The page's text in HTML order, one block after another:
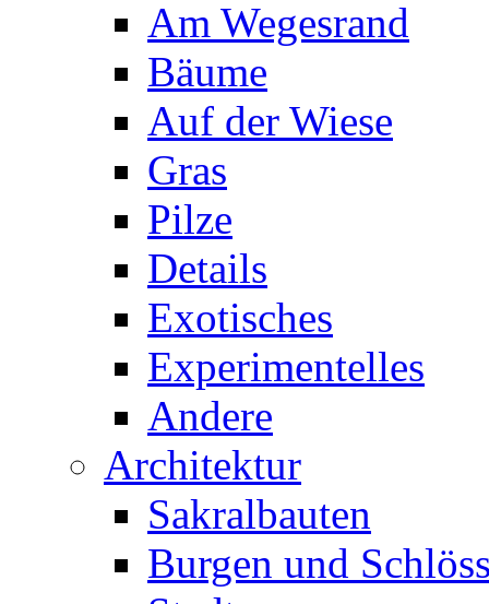
Am Wegesrand
Bäume
Auf der Wiese
Gras
Pilze
Details
Exotisches
Experimentelles
Andere
Architektur
Sakralbauten
Burgen und